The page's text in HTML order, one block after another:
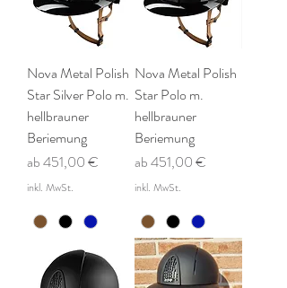
Nova Metal Polish
Star Silver Polo m.
hellbrauner
Beriemung
ab451,00 €
Sale-Preis
inkl. MwSt.
Nova Metal Polish
Star Polo m.
hellbrauner
Beriemung
ab451,00 €
Sale-Preis
inkl. MwSt.